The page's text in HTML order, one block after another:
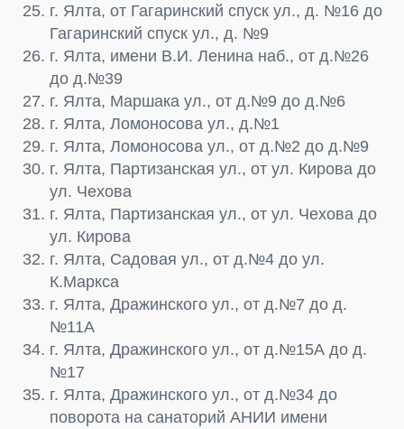
г. Ялта, от Гагаринский спуск ул., д. №16 до
Гагаринский спуск ул., д. №9
г. Ялта, имени В.И. Ленина наб., от д.№26
до д.№39
г. Ялта, Маршака ул., от д.№9 до д.№6
г. Ялта, Ломоносова ул., д.№1
г. Ялта, Ломоносова ул., от д.№2 до д.№9
г. Ялта, Партизанская ул., от ул. Кирова до
ул. Чехова
г. Ялта, Партизанская ул., от ул. Чехова до
ул. Кирова
г. Ялта, Садовая ул., от д.№4 до ул.
К.Маркса
г. Ялта, Дражинского ул., от д.№7 до д.
№11А
г. Ялта, Дражинского ул., от д.№15А до д.
№17
г. Ялта, Дражинского ул., от д.№34 до
поворота на санаторий АНИИ имени